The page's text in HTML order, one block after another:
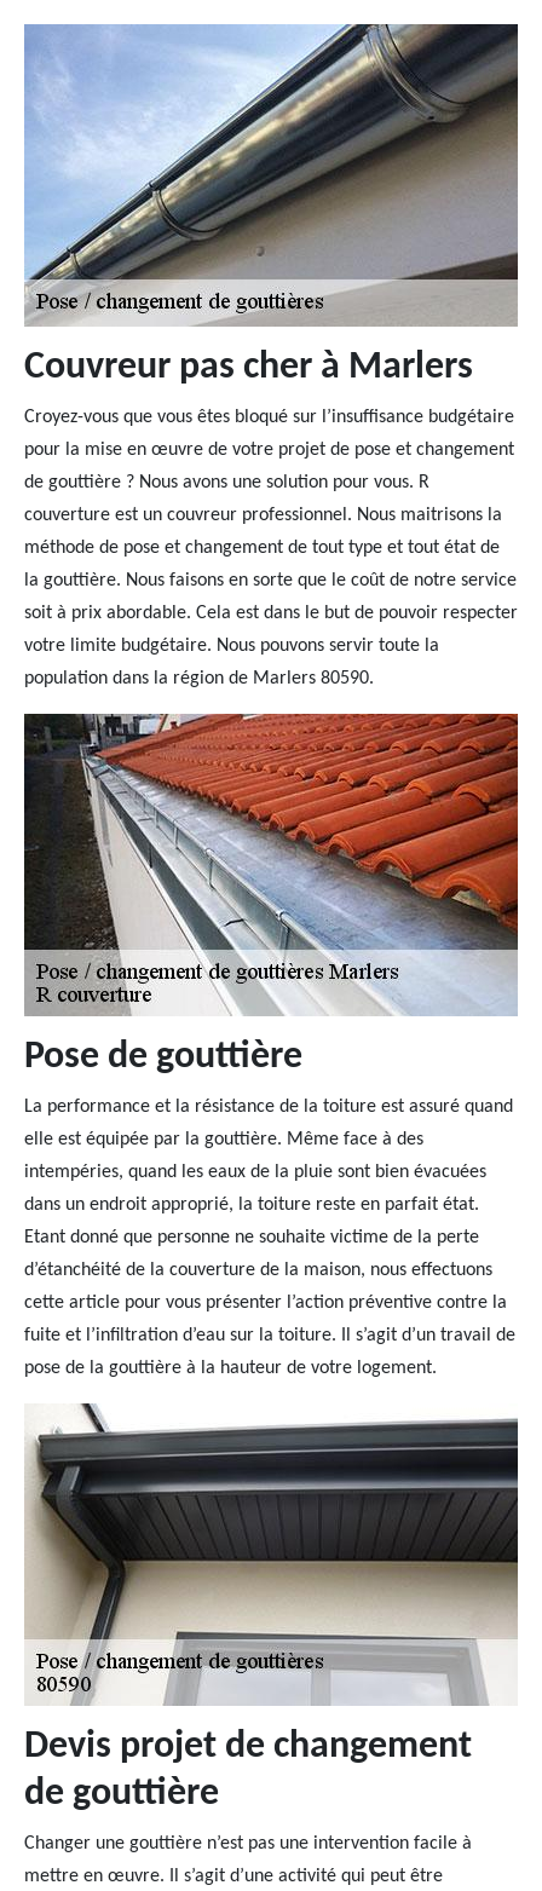
Couvreur pas cher à Marlers
Croyez-vous que vous êtes bloqué sur l’insuffisance budgétaire
pour la mise en œuvre de votre projet de pose et changement
de gouttière ? Nous avons une solution pour vous. R
couverture est un couvreur professionnel. Nous maitrisons la
méthode de pose et changement de tout type et tout état de
la gouttière. Nous faisons en sorte que le coût de notre service
soit à prix abordable. Cela est dans le but de pouvoir respecter
votre limite budgétaire. Nous pouvons servir toute la
population dans la région de Marlers 80590.
Pose de gouttière
La performance et la résistance de la toiture est assuré quand
elle est équipée par la gouttière. Même face à des
intempéries, quand les eaux de la pluie sont bien évacuées
dans un endroit approprié, la toiture reste en parfait état.
Etant donné que personne ne souhaite victime de la perte
d’étanchéité de la couverture de la maison, nous effectuons
cette article pour vous présenter l’action préventive contre la
fuite et l’infiltration d’eau sur la toiture. Il s’agit d’un travail de
pose de la gouttière à la hauteur de votre logement.
Devis projet de changement
de gouttière
Changer une gouttière n’est pas une intervention facile à
mettre en œuvre. Il s’agit d’une activité qui peut être